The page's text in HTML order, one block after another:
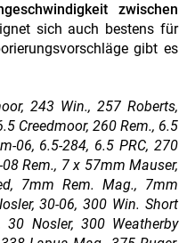
zwischen
sich auch bestens für
gibt es
243 Win., 257 Roberts,
Creedmoor, 260 Rem., 6.5
06, 6.5-284, 6.5 PRC, 270
Rem., 7 x 57mm Mauser,
7mm Rem. Mag., 7mm
30-06, 300 Win. Short
Nosler, 300 Weatherby